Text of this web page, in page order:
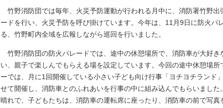
竹野消防団では毎年、火災予防運動が行われる月中に、消防署竹野出
ードを行い、火災予防を呼び掛けています。今年は、11月9日に防火パ
る、竹野町内全域を広報しながら巡回を行いました。
竹野消防団の防火パレードでは、途中の休憩場所で、消防車が大好き
い、親子で楽しんでもらえる場を設定しています。今回の途中休憩場
ーでは、月に1回開催している小さい子ども向け行事「ヨチヨチランド
せて開催し、消防車とのふれあいを行事の中に組み込んでもらいまし
晴れで、子どもたちは、消防車の運転席に座ったり、消防車の前で写